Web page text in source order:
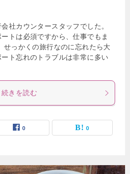
社カウンタースタッフでした。
トは必須ですから、仕事でもま
せっかくの旅行なのに忘れたら大
ト忘れのトラブルは非常に多い
続きを読む
0 0